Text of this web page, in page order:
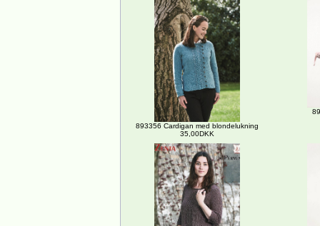
893356 Cardigan med blondelukning
35,00DKK